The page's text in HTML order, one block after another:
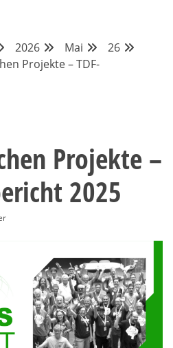
2026 Mai
26
Projekte – TDF-
Projekte –
2025